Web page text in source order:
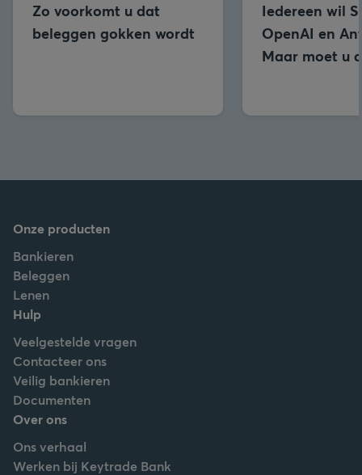
Zo voorkomt u dat
beleggen gokken wordt
Iedereen wil
OpenAI en
Maar moet u
Onze producten
Bankieren
Beleggen
Lenen
Hulp
Veelgestelde vragen
Contacteer ons
Veilig bankieren
Documenten
Over ons
Ons verhaal
Werken bij Keytrade Bank